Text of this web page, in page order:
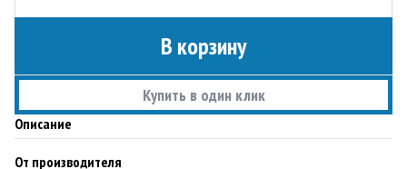
В корзину
Купить в один клик
Описание
От производителя